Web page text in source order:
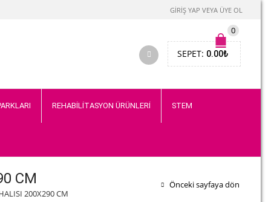
GIRIŞ YAP VEYA ÜYE OL
0
SEPET: 0.00₺
REHABİLİTASYON ÜRÜNLERİ STEM
CM
200X290 CM
Önceki sayfaya dön